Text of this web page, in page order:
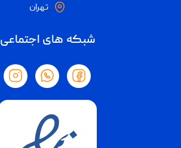
تهران
شبکه های اجتماعی